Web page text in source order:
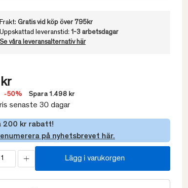
Frakt: Gratis vid köp över 795kr
Uppskattad leveranstid: 1-3 arbetsdagar
Se våra leveransalternativ här
-50% Spara 1.498 kr
senaste 30 dagar
200 kr rabatt!
på nyhetsbrevet här.
Lägg i varukorgen